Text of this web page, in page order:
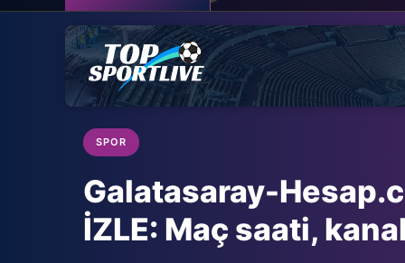
SPOR
Galatasaray-
İZLE: Maç saati,